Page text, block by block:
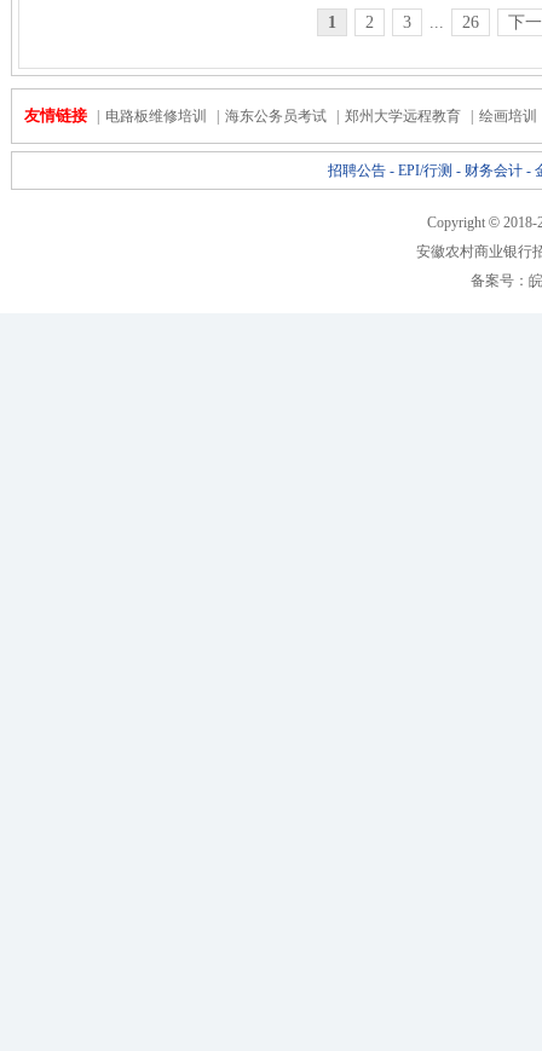
1 2 3 ... 26 下
友情链接 电路板维修培训 海东公务员考试 郑州大学远程教育 绘画培训
招聘公告- EPI/行测 - 财务会计-
Copyright © 2018-
安徽农村商业银行
备案号：